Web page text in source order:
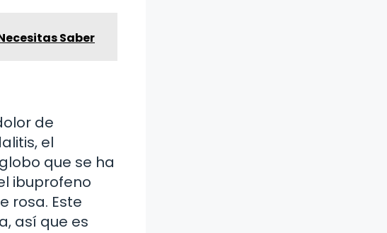
Saber
de
el
que se ha
ibuprofeno
rosa. Este
así que es